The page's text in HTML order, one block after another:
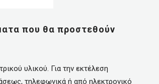
που θα προστεθούν
υλικού. Για την εκτέλεση
τηλεφωνικά ή από ηλεκτρονικό